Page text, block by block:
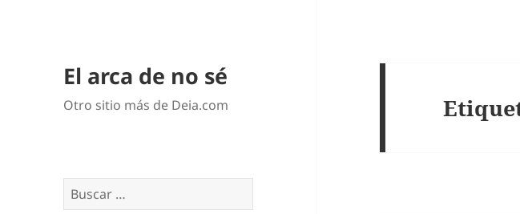
El arca de no sé
Otro sitio más de Deia.com
Buscar: